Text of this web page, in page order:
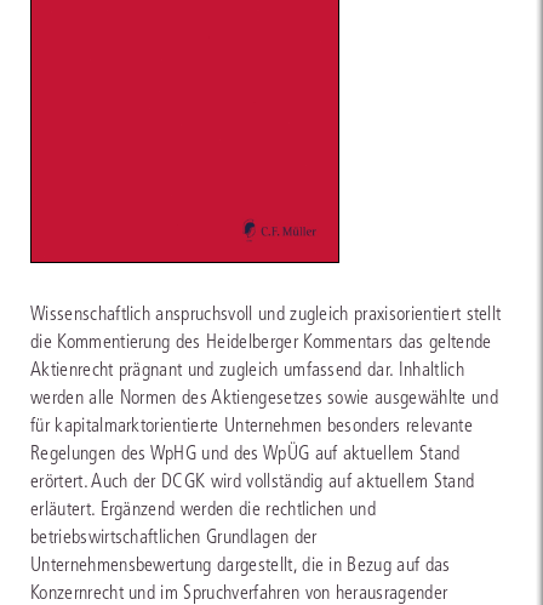
Wissenschaftlich anspruchsvoll und zugleich praxisorientiert stellt
die Kommentierung des Heidelberger Kommentars das geltende
Aktienrecht prägnant und zugleich umfassend dar. Inhaltlich
werden alle Normen des Aktiengesetzes sowie ausgewählte und
für kapitalmarktorientierte Unternehmen besonders relevante
Regelungen des WpHG und des WpÜG auf aktuellem Stand
erörtert. Auch der DCGK wird vollständig auf aktuellem Stand
erläutert. Ergänzend werden die rechtlichen und
betriebswirtschaftlichen Grundlagen der
Unternehmensbewertung dargestellt, die in Bezug auf das
Konzernrecht und im Spruchverfahren von herausragender